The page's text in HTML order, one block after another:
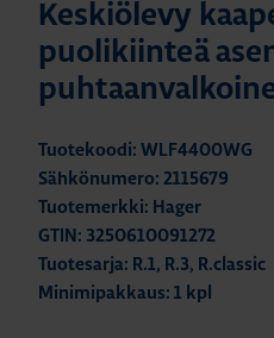
Keskiölevy
puolikiinteä
Tuotekoodi: WLF4400WG
Sähkönumero: 2115679
Tuotemerkki: Hager
GTIN: 3250610091272
Tuotesarja: R.1, R.3, R.classic
Minimipakkaus: 1 kpl